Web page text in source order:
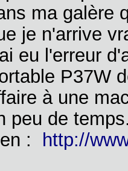
ma galère
je n'arrive
eu l'erreur
P37W
à une
peu de
:
http://